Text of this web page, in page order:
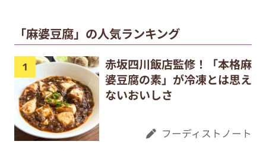
「麻婆豆腐」の人気ランキング
赤坂四川飯店監修！「本格麻
婆豆腐の素」が冷凍とは思え
ないおいしさ
フーディストノート